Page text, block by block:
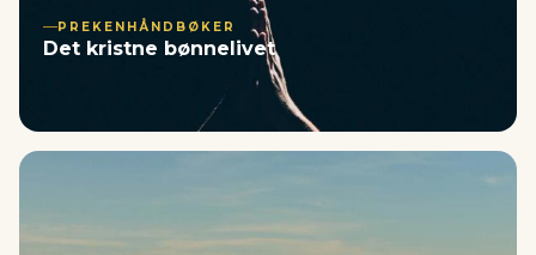
PREKENHÅNDBØKER
Det kristne bønnelivet